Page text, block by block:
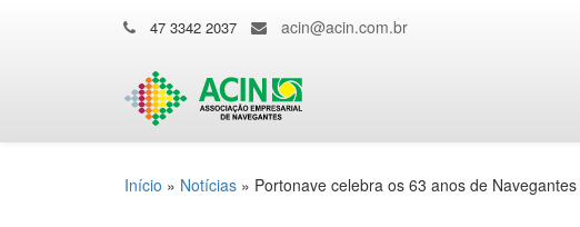
47 3342 2037 acin@acin.com.br
Início » Notícias » Portonave celebra os 63 anos de